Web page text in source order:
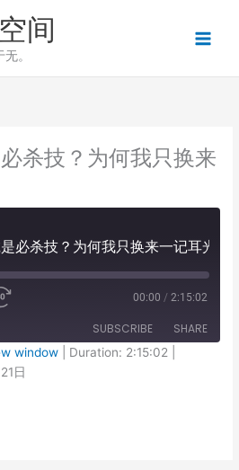
间
。
杀技？为何我只换来
必杀技？为何我只换来一记耳光？
00:00 / 2:15:02
SUBSCRIBE SHARE
window Duration: 2:15:02
日